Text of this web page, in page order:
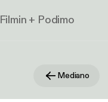
Filmin + Podimo
Mediano